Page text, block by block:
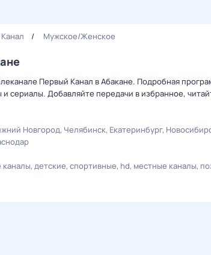
Мужское/Женское
Первый Канал в Абакане. Подробная
Добавляйте передачи в избранное,
Новгород Челябинск Екатеринбург
каналы детские спортивные hd местные каналы